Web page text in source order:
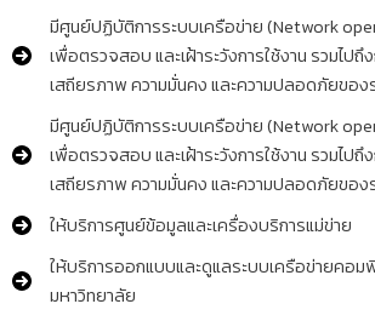
มีศูนย์ปฏิบัติการระบบเครือข่าย (Network
เพื่อตรวจสอบ และเฝ้าระวังการใช้งาน รวมไปถึ
เสถียรภาพ ความมั่นคง และความปลอดภัยของ
มีศูนย์ปฏิบัติการระบบเครือข่าย (Network
เพื่อตรวจสอบ และเฝ้าระวังการใช้งาน รวมไปถึ
เสถียรภาพ ความมั่นคง และความปลอดภัยของ
ให้บริการศูนย์ข้อมูลและเครื่องบริการแม่ข่าย
ให้บริการออกแบบและดูแลระบบเครือข่ายคอม
มหาวิทยาลัย